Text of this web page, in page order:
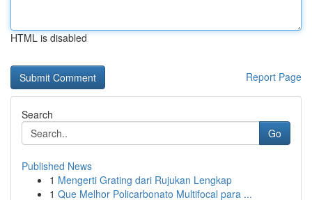
HTML is disabled
Report Page
Search
Go
Published News
1 Mengerti Grating dari Rujukan Lengkap
1 Que Melhor Policarbonato Multifocal para ...